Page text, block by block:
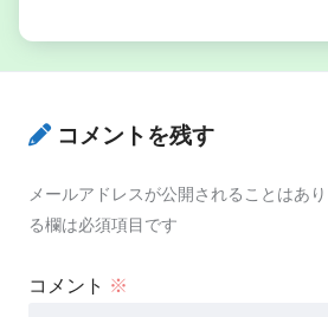
コメントを残す
メールアドレスが公開されることはあり
る欄は必須項目です
コメント ※